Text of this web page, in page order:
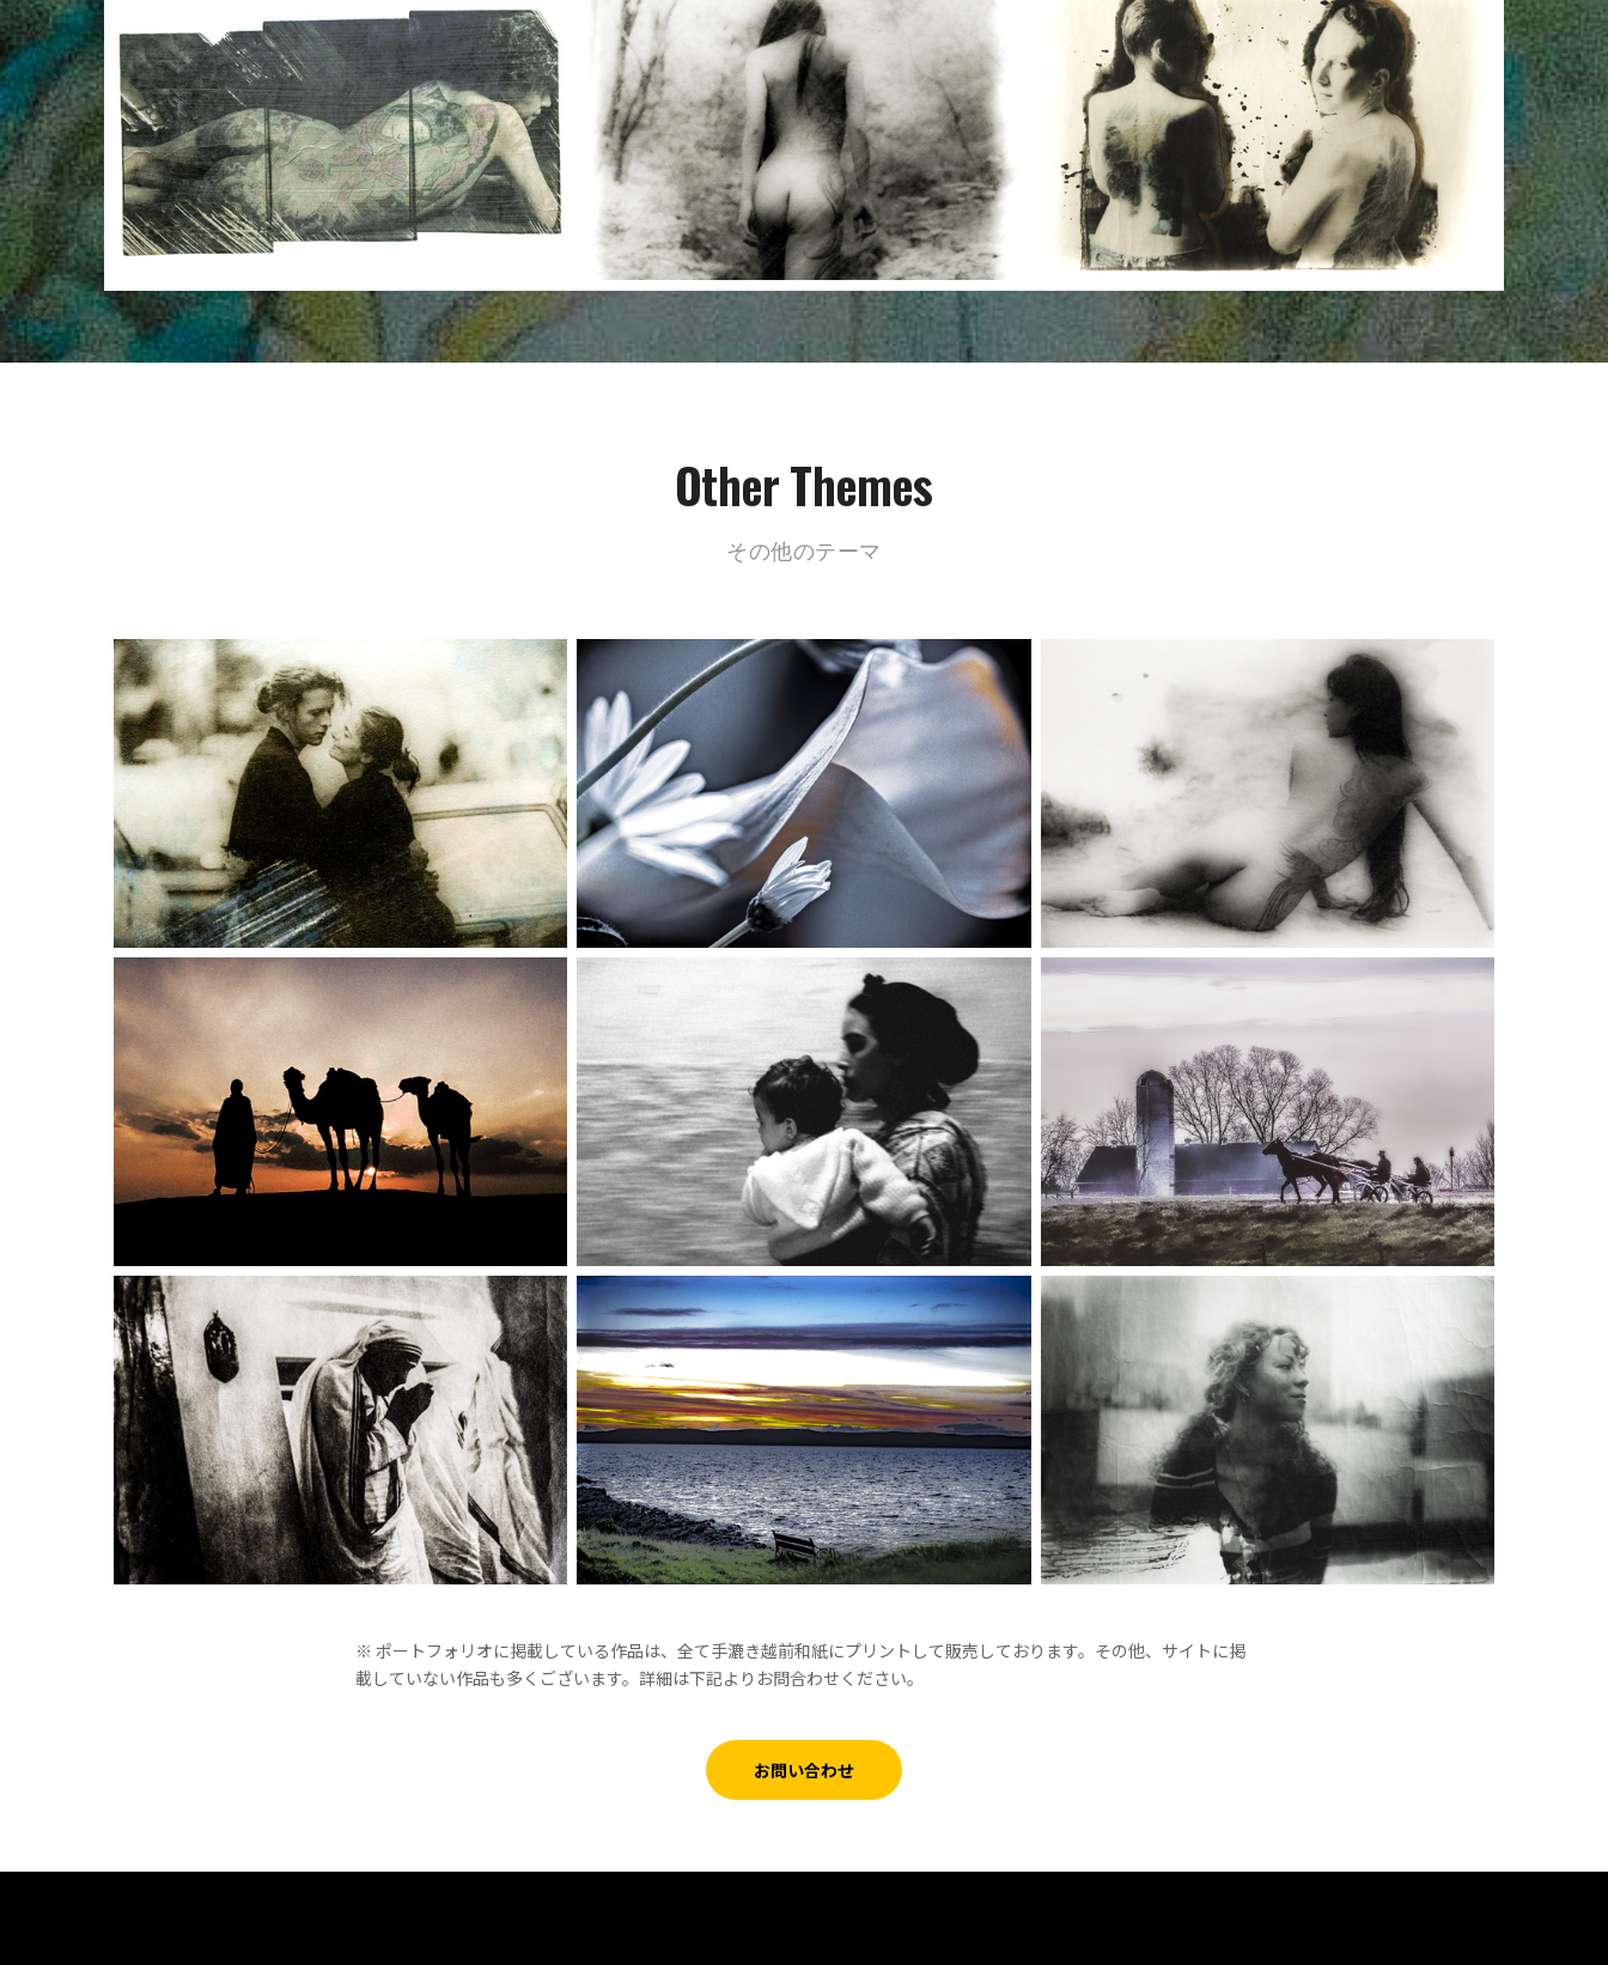
Other Themes
その他のテーマ
※ ポートフォリオに掲載している作品は、全て手漉き越前和紙にプリントして販売しております。その他、サイトに掲
載していない作品も多くございます。詳細は下記よりお問合わせください。
お問い合わせ